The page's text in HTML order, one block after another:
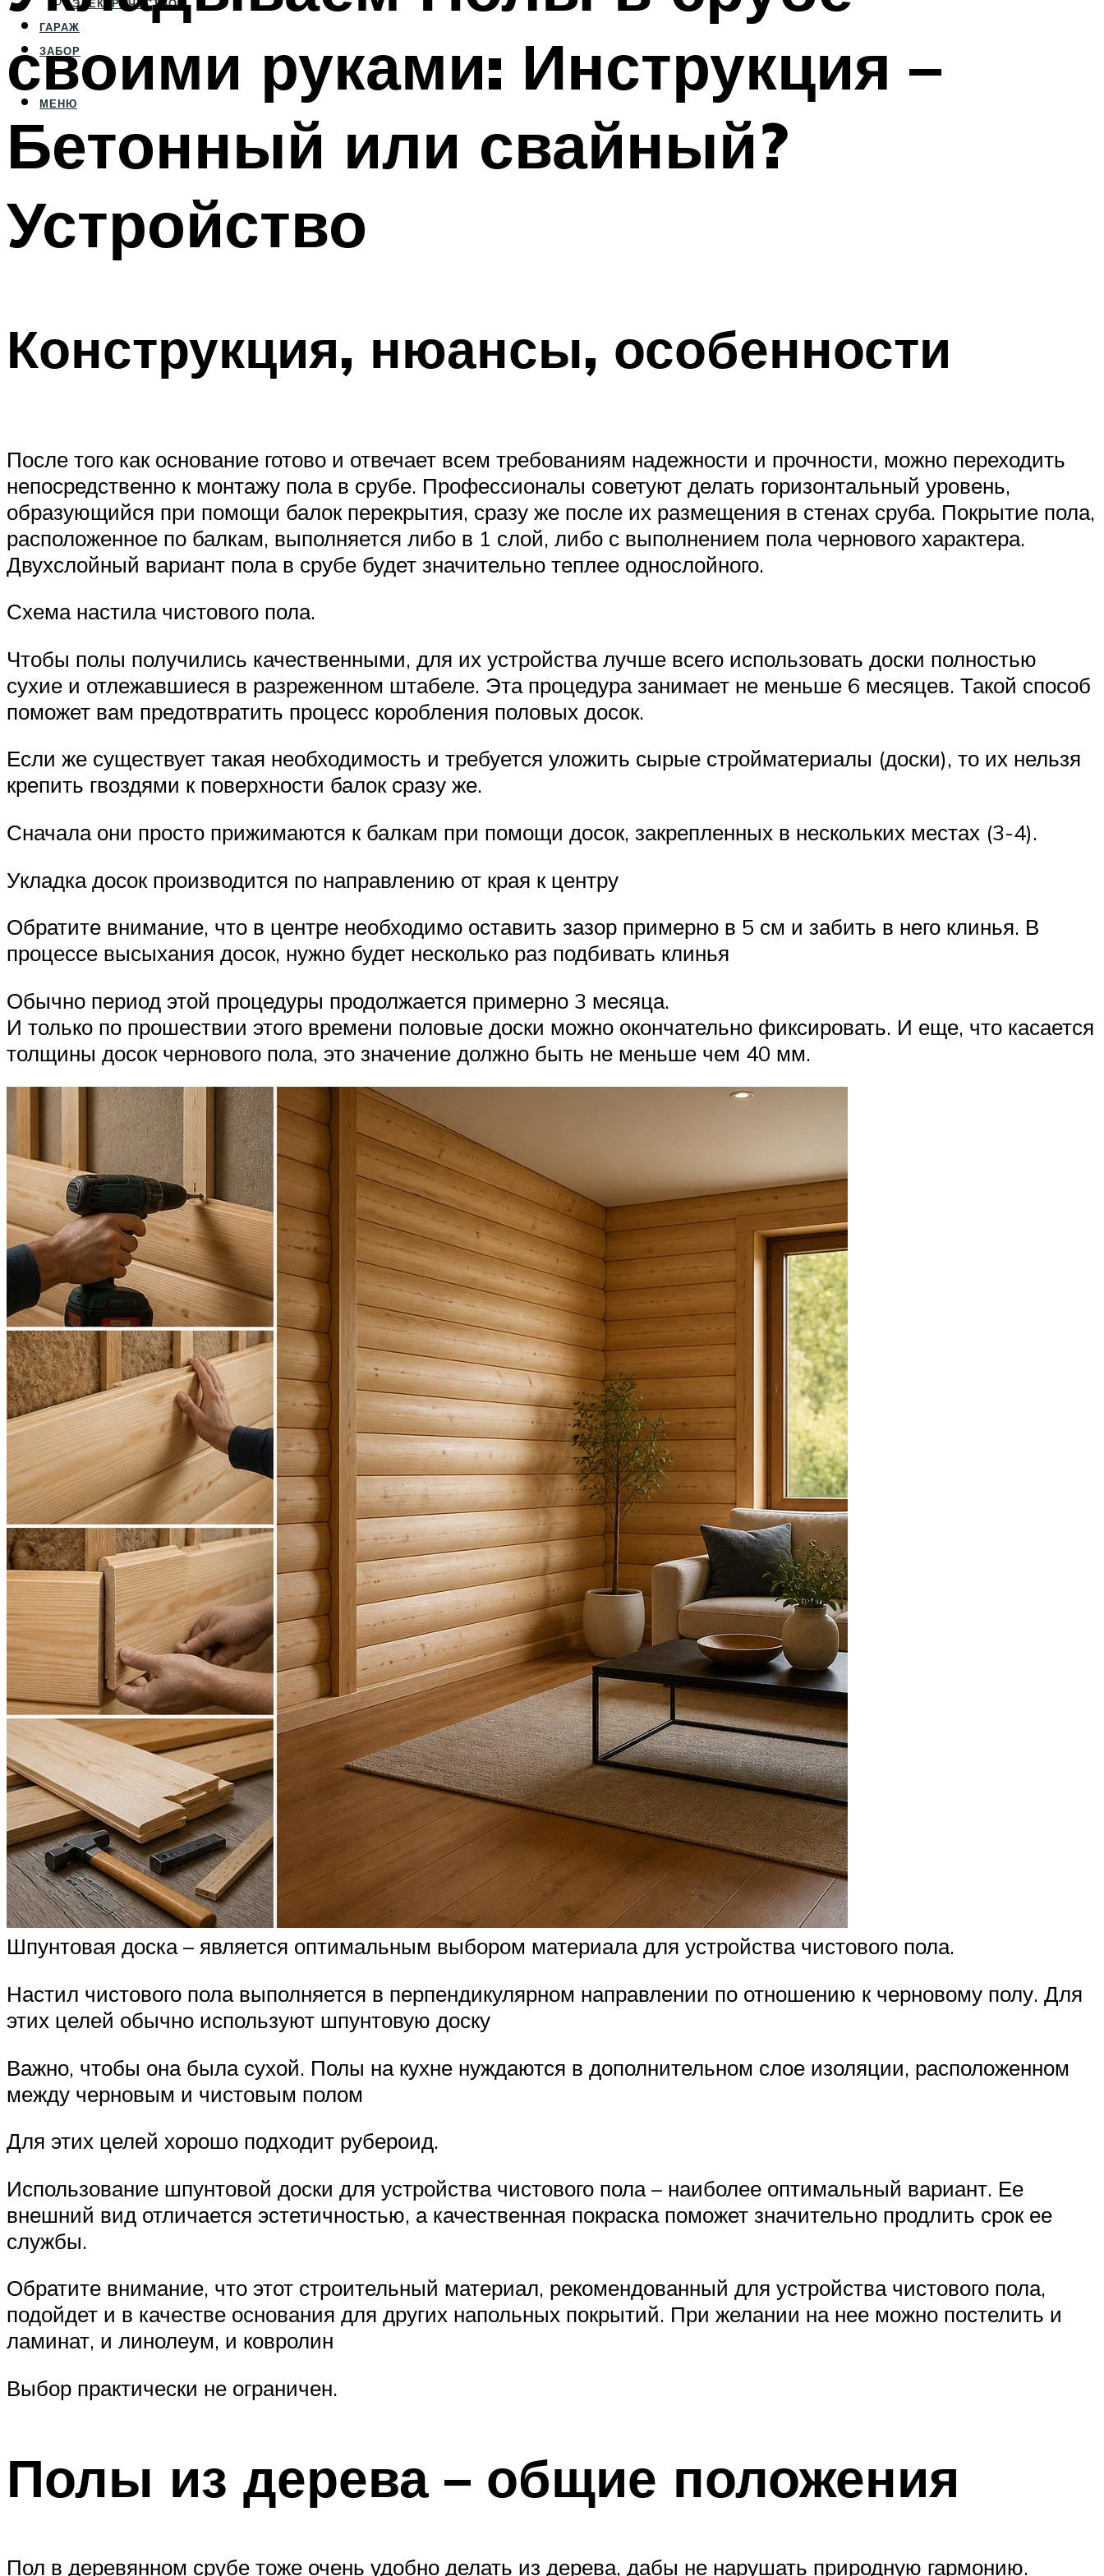
ЭЛЕКТРИЧЕСТВО
ГАРАЖ
ЗАБОР
МЕНЮ
своими руками: Инструкция –
Бетонный или свайный?
Устройство
Конструкция, нюансы, особенности
После того как основание готово и отвечает всем требованиям надежности и прочности, можно переходить
непосредственно к монтажу пола в срубе. Профессионалы советуют делать горизонтальный уровень,
образующийся при помощи балок перекрытия, сразу же после их размещения в стенах сруба. Покрытие пола,
расположенное по балкам, выполняется либо в 1 слой, либо с выполнением пола чернового характера.
Двухслойный вариант пола в срубе будет значительно теплее однослойного.
Схема настила чистового пола.
Чтобы полы получились качественными, для их устройства лучше всего использовать доски полностью
сухие и отлежавшиеся в разреженном штабеле. Эта процедура занимает не меньше 6 месяцев. Такой способ
поможет вам предотвратить процесс коробления половых досок.
Если же существует такая необходимость и требуется уложить сырые стройматериалы (доски), то их нельзя
крепить гвоздями к поверхности балок сразу же.
Сначала они просто прижимаются к балкам при помощи досок, закрепленных в нескольких местах (3-4).
Укладка досок производится по направлению от края к центру
Обратите внимание, что в центре необходимо оставить зазор примерно в 5 см и забить в него клинья. В
процессе высыхания досок, нужно будет несколько раз подбивать клинья
Обычно период этой процедуры продолжается примерно 3 месяца.
И только по прошествии этого времени половые доски можно окончательно фиксировать. И еще, что касается
толщины досок чернового пола, это значение должно быть не меньше чем 40 мм.
Шпунтовая доска – является оптимальным выбором материала для устройства чистового пола.
Настил чистового пола выполняется в перпендикулярном направлении по отношению к черновому полу. Для
этих целей обычно используют шпунтовую доску
Важно, чтобы она была сухой. Полы на кухне нуждаются в дополнительном слое изоляции, расположенном
между черновым и чистовым полом
Для этих целей хорошо подходит рубероид.
Использование шпунтовой доски для устройства чистового пола – наиболее оптимальный вариант. Ее
внешний вид отличается эстетичностью, а качественная покраска поможет значительно продлить срок ее
службы.
Обратите внимание, что этот строительный материал, рекомендованный для устройства чистового пола,
подойдет и в качестве основания для других напольных покрытий. При желании на нее можно постелить и
ламинат, и линолеум, и ковролин
Выбор практически не ограничен.
Полы из дерева – общие положения
Пол в деревянном срубе тоже очень удобно делать из дерева, дабы не нарушать природную гармонию.